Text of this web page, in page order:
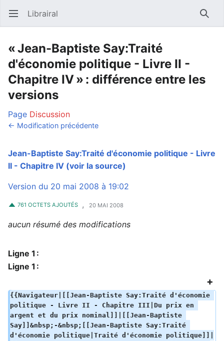
Ouvrir le menu principal Librairal
« Jean-Baptiste Say:Traité
d'économie politique - Livre II -
Chapitre IV » : différence entre les
versions
Page Discussion
← Modification précédente
Jean-Baptiste Say:Traité d'économie politique - Livre
II - Chapitre IV (voir la source)
Version du 20 mai 2008 à 19:02
761 OCTETS AJOUTÉS , 20 MAI 2008
aucun résumé des modifications
Ligne 1 :
Ligne 1 :
{{Navigateur|[[Jean-Baptiste Say:Traité d'économie
politique - Livre II - Chapitre III|Du prix en
argent et du prix nominal]]|[[Jean-Baptiste
Say]]&nbsp;-&nbsp;[[Jean-Baptiste Say:Traité
d'économie politique|Traité d'économie politique]]|